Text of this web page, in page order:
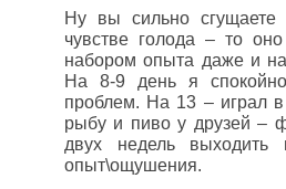
Ну вы сильно сгущаете
чувстве голода – то
набором опыта даже и
На 8-9 день я
проблем. На 13 – играл
рыбу и пиво у друзей –
двух недель
опыт\ощушения.